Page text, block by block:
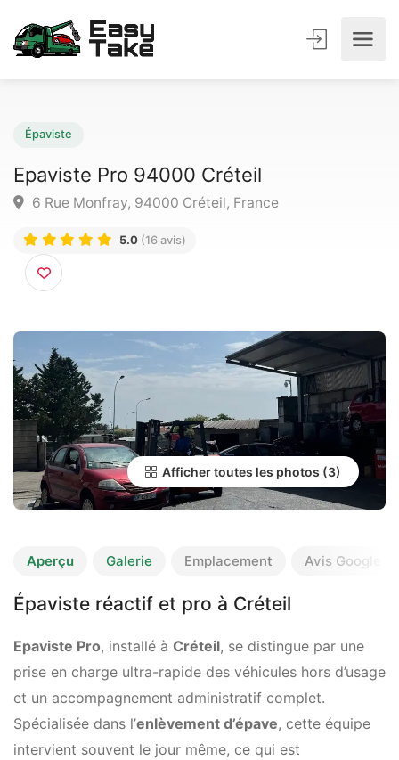
Epaviste Pro 94000 Créteil
Afficher toutes les photos
Aperçu Galerie Emplacement Avis Google
Épaviste réactif et pro à Créteil
Epaviste Pro, installé à Créteil, se distingue par une
prise en charge ultra-rapide des véhicules hors d’usage
et un accompagnement administratif complet.
Spécialisée dans l’enlèvement d’épave, cette équipe
intervient souvent le jour même, ce qui est